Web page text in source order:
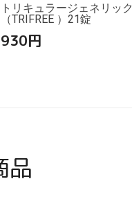
トリキュラージェネリック
（TRIFREE ）21錠
930円
品